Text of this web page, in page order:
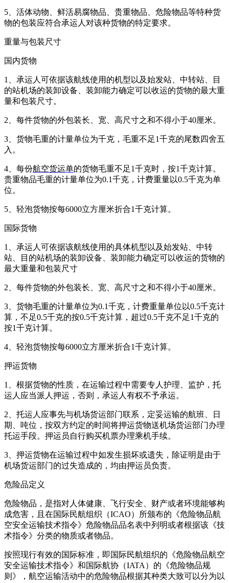
5、活体动物、鲜活易腐物品、贵重物品、危险物品等特种货
物的包装应符合承运人对该种货物的特定要求。
重量与包装尺寸
国内货物
1、承运人可依据该航线使用的机型以及始发站、中转站、目
的站机场的装卸设备、装卸能力确定可以收运的货物的最大重
量和包装尺寸。
2、每件货物的外包装长、宽、高尺寸之和不得小于40厘米。
3、货物毛重的计量单位为千克，毛重不足1千克的尾数四舍五
入。
4、每份航空货运单的货物毛重不足1千克时，按1千克计算。
贵重物品毛重的计量单位为0.1千克，计费重量以0.5千克为单
位。
5、轻泡货物按每6000立方厘米折合1千克计算。
国际货物
1、承运人可依据该航线使用的具体机型以及始发站、中转
站、目的站机场的装卸设备、装卸能力确定可以收运的货物的
最大重量和包装尺寸
2、每件货物的外包装长、宽、高尺寸之和不得小于40厘米。
3、货物毛重的计量单位为0.1千克，计费重量单位以0.5千克计
算，不足0.5千克的按0.5千克计算，超过0.5千克不足1千克的
按1千克计算。
4、轻泡货物按每6000立方厘米折合1千克计算。
押运货物
1、根据货物的性质，在运输过程中需要专人护理、监护，托
运人应当派人押运，否则，承运人有权不予承运。
2、托运人应事先与机场货运部门联系，定妥运输的航班、日
期、吨位，按双方约定的时间将押运货物送机场货运部门办理
托运手段。押运员自行购买机票办理乘机手续。
3、押运货物在运输过程中如发生损坏或遗失，除证明是由于
机场货运部门的过失造成的，均由押运员负责。
危险品定义
危险物品，是指对人体健康、飞行安全、财产或者环境能够构
成危害，且在国际民航组织（ICAO）所颁布的《危险物品航
空安全运输技术指令》危险物品品名表中列明或者根据该《技
术指令》分类的物质或者物品。
按照现行有效的国际标准，即国际民航组织的《危险物品航空
安全运输技术指令》和国际航协（IATA）的《危险物品规
则》，航空运输活动中的危险物品根据其种类大致可以分为以